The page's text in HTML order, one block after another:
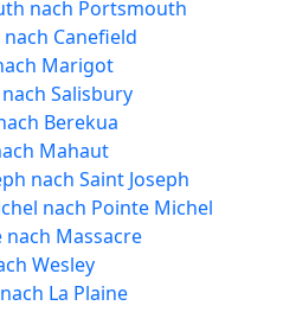
nach Portsmouth
Canefield
Marigot
Salisbury
Berekua
Mahaut
nach Saint Joseph
nach Pointe Michel
Massacre
Wesley
La Plaine